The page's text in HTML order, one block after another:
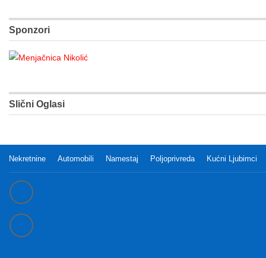
Sponzori
Slični Oglasi
Nekretnine Automobili Namestaj Poljoprivreda Kućni Ljubimci